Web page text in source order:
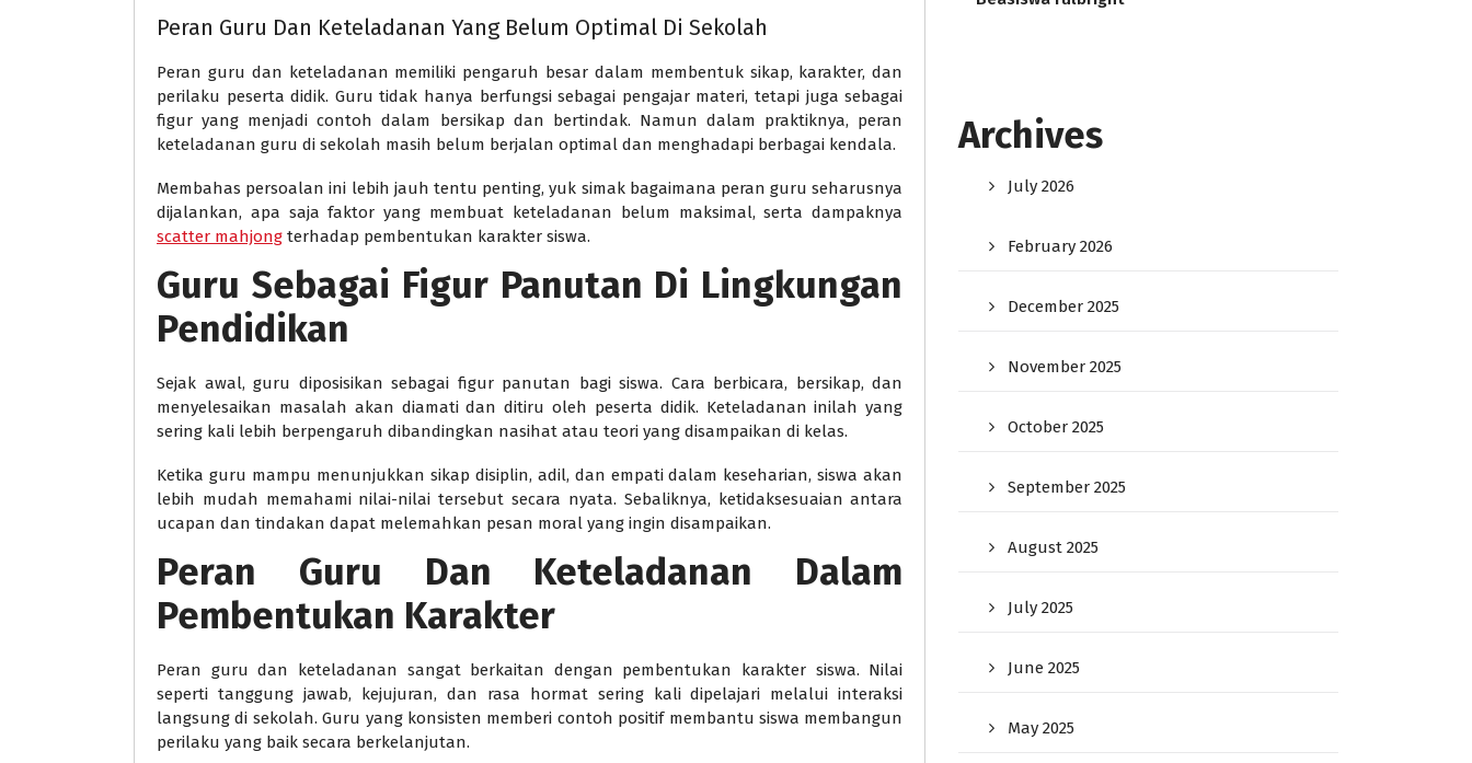
Peran Guru Dan Keteladanan Yang Belum Optimal Di Sekolah
Peran guru dan keteladanan memiliki pengaruh besar dalam membentuk sikap, karakter, dan
perilaku peserta didik. Guru tidak hanya berfungsi sebagai pengajar materi, tetapi juga sebagai
figur yang menjadi contoh dalam bersikap dan bertindak. Namun dalam praktiknya, peran
keteladanan guru di sekolah masih belum berjalan optimal dan menghadapi berbagai kendala.
Membahas persoalan ini lebih jauh tentu penting, yuk simak bagaimana peran guru seharusnya
dijalankan, apa saja faktor yang membuat keteladanan belum maksimal, serta dampaknya
scatter mahjong terhadap pembentukan karakter siswa.
Guru Sebagai Figur Panutan Di Lingkungan
Pendidikan
Sejak awal, guru diposisikan sebagai figur panutan bagi siswa. Cara berbicara, bersikap, dan
menyelesaikan masalah akan diamati dan ditiru oleh peserta didik. Keteladanan inilah yang
sering kali lebih berpengaruh dibandingkan nasihat atau teori yang disampaikan di kelas.
Ketika guru mampu menunjukkan sikap disiplin, adil, dan empati dalam keseharian, siswa akan
lebih mudah memahami nilai-nilai tersebut secara nyata. Sebaliknya, ketidaksesuaian antara
ucapan dan tindakan dapat melemahkan pesan moral yang ingin disampaikan.
Peran Guru Dan Keteladanan Dalam
Pembentukan Karakter
Peran guru dan keteladanan sangat berkaitan dengan pembentukan karakter siswa. Nilai
seperti tanggung jawab, kejujuran, dan rasa hormat sering kali dipelajari melalui interaksi
langsung di sekolah. Guru yang konsisten memberi contoh positif membantu siswa membangun
perilaku yang baik secara berkelanjutan.
Archives
July 2026
February 2026
December 2025
November 2025
October 2025
September 2025
August 2025
July 2025
June 2025
May 2025